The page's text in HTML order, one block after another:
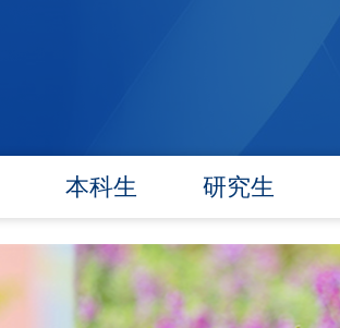
本科生
信息公告
教研动态
研究生
信息公告
招生工作